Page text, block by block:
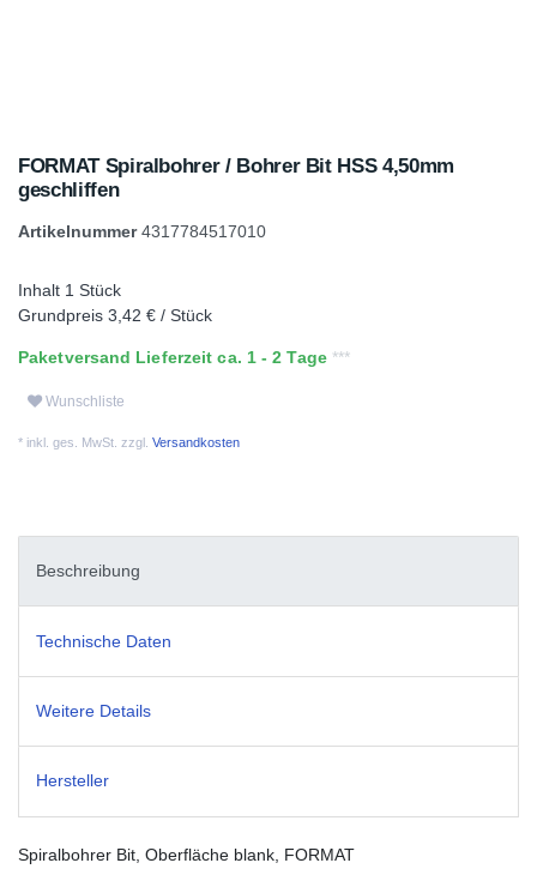
FORMAT Spiralbohrer / Bohrer Bit HSS 4,50mm
geschliffen
Artikelnummer4317784517010
Inhalt 1 Stück
Grundpreis 3,42 € / Stück
Paketversand Lieferzeit ca. 1 - 2 Tage
Wunschliste
* inkl. ges. MwSt. zzgl. Versandkosten
Beschreibung
Technische Daten
Weitere Details
Hersteller
Spiralbohrer Bit, Oberfläche blank, FORMAT